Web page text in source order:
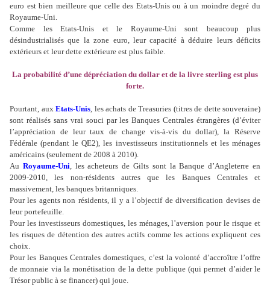
euro est bien meilleure que celle des Etats-Unis ou à un moindre degré du
Royaume-Uni.
Comme les Etats-Unis et le Royaume-Uni sont beaucoup plus
désindustrialisés que la zone euro, leur capacité à déduire leurs déficits
extérieurs et leur dette extérieure est plus faible.
La probabilité d’une dépréciation du dollar et de la livre sterling est plus
forte.
Pourtant, aux Etats-Unis, les achats de Treasuries (titres de dette souveraine)
sont réalisés sans vrai souci par les Banques Centrales étrangères (d’éviter
l’appréciation de leur taux de change vis-à-vis du dollar), la Réserve
Fédérale (pendant le QE2), les investisseurs institutionnels et les ménages
américains (seulement de 2008 à 2010).
Au Royaume-Uni, les acheteurs de Gilts sont la Banque d’Angleterre en
2009-2010, les non-résidents autres que les Banques Centrales et
massivement, les banques britanniques.
Pour les agents non résidents, il y a l’objectif de diversification devises de
leur portefeuille.
Pour les investisseurs domestiques, les ménages, l’aversion pour le risque et
les risques de détention des autres actifs comme les actions expliquent ces
choix.
Pour les Banques Centrales domestiques, c’est la volonté d’accroître l’offre
de monnaie via la monétisation de la dette publique (qui permet d’aider le
Trésor public à se financer) qui joue.